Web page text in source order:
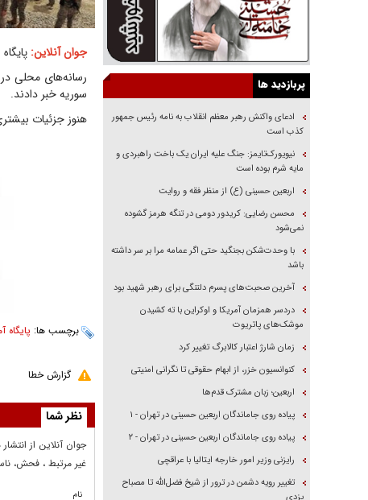
جوان آنلاین:
رسانه‌های محلی در
سوریه خبر دادند.
هنوز جزئیات
برچسب ها: پایگاه
گزارش خطا
نظر شما
جوان آنلاين از
غير مرتبط ، فحش،
نام
پربازدید ها
ادعای واکنش رهبر معظم انقلاب به نامه رئیس جمهور
کذب است
نیویورک‌تایمز: جنگ علیه ایران یک باخت راهبردی و
مایه شرم بوده است
اربعین حسینی (ع) از منظر فقه و روایت
محسن رضایی: کریدور دومی در تنگه هرمز گشوده
نمی‌شود
با وحدت‌شکن بجنگید حتی اگر عمامه مرا بر سر داشته
باشد
آخرین صحبت‌های پسرم دلتنگی برای رهبر شهید بود
دردسر همزمان آمریکا و اوکراین با ته کشیدن
موشک‌های پاتریوت
زمان شارژ اعتبار کالابرگ تغییر کرد
کنوانسیون خزر، از ابهام حقوقی تا نگرانی امنیتی
اربعین؛ زبان مشترک قدم‌ها
پیاده روی جاماندگان اربعین حسینی در تهران - ۱
پیاده روی جاماندگان اربعین حسینی در تهران - ۲
رایزنی وزیر امور خارجه ایتالیا با عراقچی
تغییر رویه دشمن در ترور از شیخ فضل‌الله تا مصباح
یزدی